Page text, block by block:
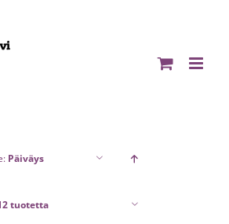
Päiväys
tuotetta